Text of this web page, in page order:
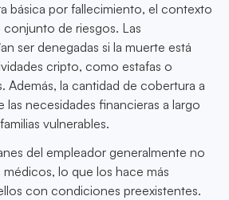
básica por fallecimiento, el contexto
de riesgos. Las
ser denegadas si la muerte está
cripto, como estafas o
Además, la cantidad de cobertura a
las necesidades financieras a largo
vulnerables.
del empleador generalmente no
lo que los hace más
con condiciones preexistentes.